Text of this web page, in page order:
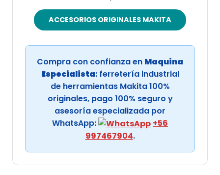
ACCESORIOS ORIGINALES MAKITA
Compra con confianza en Maquina
Especialista: ferretería industrial
de herramientas Makita 100%
originales, pago 100% seguro y
asesoría especializada por
WhatsApp:
+56
997467904.